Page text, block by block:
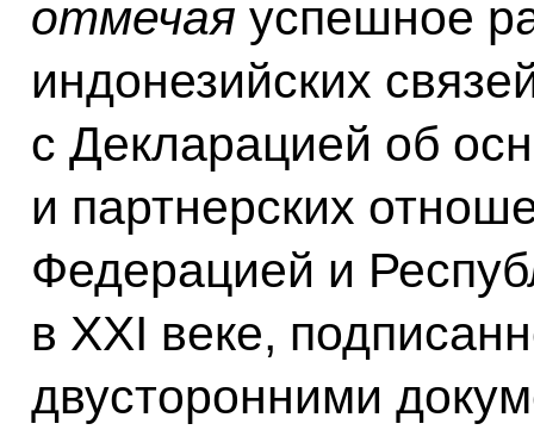
отмечая успешное
индонезийских
с Декларацией об
и партнерских
Федерацией и
в XXI веке,
двусторонними